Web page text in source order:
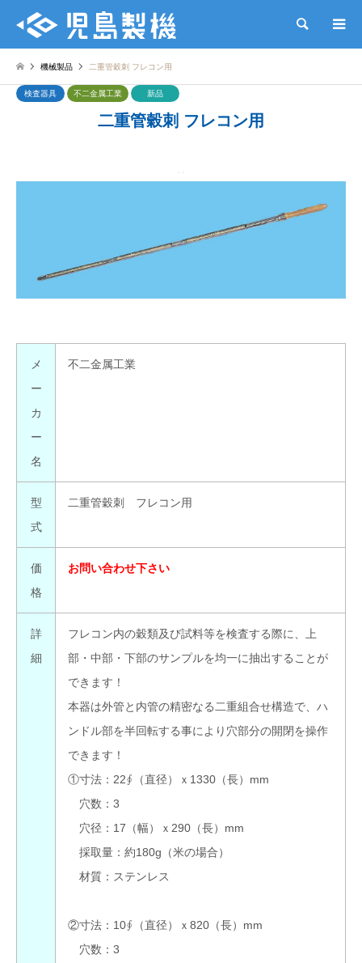
検索
機械製品 二重管穀刺 フレコン用
検査器具 不二金属工業 新品
二重管穀刺 フレコン用
メ
ー
カ
ー
名
不二金属工業
型
式
二重管穀刺 フレコン用
価
格
お問い合わせ下さい
詳
細
フレコン内の穀類及び試料等を検査する際に、上
部・中部・下部のサンプルを均一に抽出することが
できます！
本器は外管と内管の精密なる二重組合せ構造で、ハ
ンドル部を半回転する事により穴部分の開閉を操作
できます！
①寸法：22∮（直径）ｘ1330（長）mm
穴数：3
穴径：17（幅）ｘ290（長）mm
採取量：約180g（米の場合）
材質：ステンレス
②寸法：10∮（直径）ｘ820（長）mm
穴数：3